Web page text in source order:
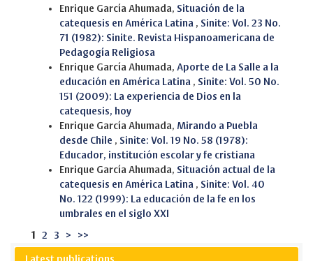
Enrique García Ahumada, Situación de la
catequesis en América Latina , Sinite: Vol. 23 No.
71 (1982): Sinite. Revista Hispanoamericana de
Pedagogía Religiosa
Enrique García Ahumada, Aporte de La Salle a la
educación en América Latina , Sinite: Vol. 50 No.
151 (2009): La experiencia de Dios en la
catequesis, hoy
Enrique García Ahumada, Mirando a Puebla
desde Chile , Sinite: Vol. 19 No. 58 (1978):
Educador, institución escolar y fe cristiana
Enrique García Ahumada, Situación actual de la
catequesis en América Latina , Sinite: Vol. 40
No. 122 (1999): La educación de la fe en los
umbrales en el siglo XXI
1 2 3 > >>